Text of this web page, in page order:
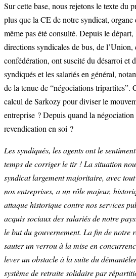
Sur cette base, nous rejetons le texte du
plus que la CE de notre syndicat, organe
même pas été consulté. Depuis le
directions syndicales de bus, de
confédération, ont suscité du désarroi et
syndiqués et les salariés en général,
de la tenue de “négociations tripartites”.
calcul de Sarkozy pour diviser le
entreprise ? Depuis quand la négociation
revendication en soi ?
Les syndiqués, les agents ont le
temps de corriger le tir ! La situation
syndicat largement majoritaire, avec
nos entreprises, a un rôle majeur,
attaque historique contre nos services
acquis sociaux des salariés de notre
le but du gouvernement. La fin de notre
sauter un verrou à la mise en
lever un obstacle à la suite du
système de retraite solidaire par